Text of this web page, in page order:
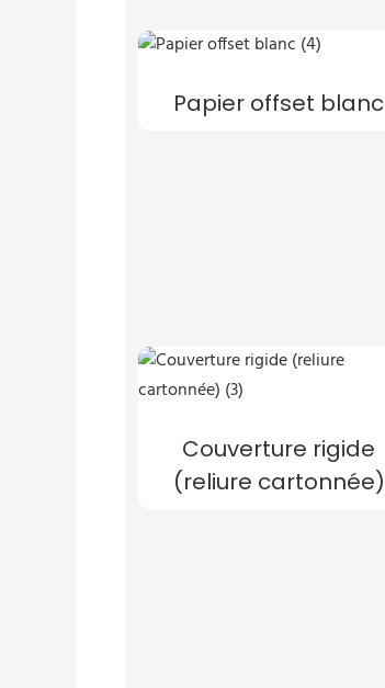
Papier offset blanc
Couverture rigide
(reliure cartonnée)